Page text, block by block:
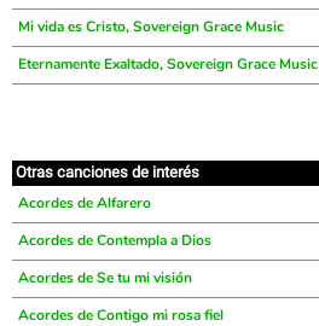
Mi vida es Cristo, Sovereign Grace Music
Eternamente Exaltado, Sovereign Grace Music
Otras canciones de interés
Acordes de Alfarero
Acordes de Contempla a Dios
Acordes de Se tu mi visión
Acordes de Contigo mi rosa fiel